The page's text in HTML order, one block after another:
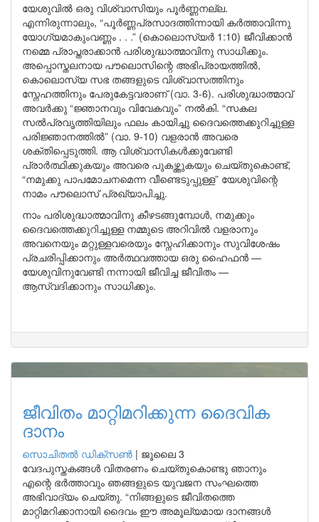
യേശുവിൽ ഒരു വിശ്വാസിയും പൂർണ്ണനല്ല.
എന്നിരുന്നാലും, “പൂർണ്ണപ്രസാദത്തിന്നായി കർത്താവിന്നു
യോഗ്യമാകുംവണ്ണം . . .” (കൊലൊസ്യർ 1:10) ജീവിക്കാൻ
നമ്മെ പ്രാപ്തരാക്കാൻ പരിശുദ്ധാത്മാവിനു സാധിക്കും.
അപ്പൊസ്തലനായ പൗലൊസിന്റെ അഭിപ്രായത്തിൽ,
കൊലൊസ്യ സഭ തങ്ങളുടെ വിശ്വാസത്തിനും
സ്നേഹത്തിനും പേരുകേട്ടവരാണ് (വാ. 3-6). പരിശുദ്ധാത്മാവ്
അവർക്കു “ജ്ഞാനവും വിവേകവും” നൽകി. “സകല
സൽപ്രവൃത്തിയിലും ഫലം കായിച്ചു ദൈവത്തെക്കുറിച്ചുള്ള
പരിജ്ഞാനത്തിൽ” (വാ. 9-10) വളരാൻ അവരെ
ശക്തിപ്പെടുത്തി. ആ വിശ്വാസികൾക്കുവേണ്ടി
പ്രാർത്ഥിക്കുകയും അവരെ പുകഴ്ത്തുകയും ചെയ്തുകൊണ്ട്,
“നമുക്കു പാപമോചനമെന്ന വീണ്ടെടുപ്പുള്ള” യേശുവിന്റെ
നാമം പൗലൊസ് പ്രഖ്യാപിച്ചു.
നാം പരിശുദ്ധാത്മാവിനു കീഴടങ്ങുമ്പോൾ, നമുക്കും
ദൈവത്തെക്കുറിച്ചുള്ള നമ്മുടെ അറിവിൽ വളരാനും
അവനെയും മറ്റുള്ളവരെയും സ്നേഹിക്കാനും സുവിശേഷം
പ്രചരിപ്പിക്കാനും അർത്ഥവത്തായ ഒരു ഹൈഫൻ —
യേശുവിനുവേണ്ടി നന്നായി ജീവിച്ച ജീവിതം —
ആസ്വദിക്കാനും സാധിക്കും.
ജീവിതം മാറ്റിമറിക്കുന്ന ദൈവിക
ദാനം
സൊചിതൽ ഡിക്‌സൺ | ജൂലൈ 3
വേദപുസ്തകങ്ങൾ വിതരണം ചെയ്തുകൊണ്ടു ഞാനും
എന്റെ ഭർത്താവും ഞങ്ങളുടെ യുവജന സംഘത്തെ
അഭിവാദ്യം ചെയ്തു. “നിങ്ങളുടെ ജീവിതത്തെ
മാറ്റിമറിക്കാനായി ദൈവം ഈ അമൂല്യമായ ദാനങ്ങൾ